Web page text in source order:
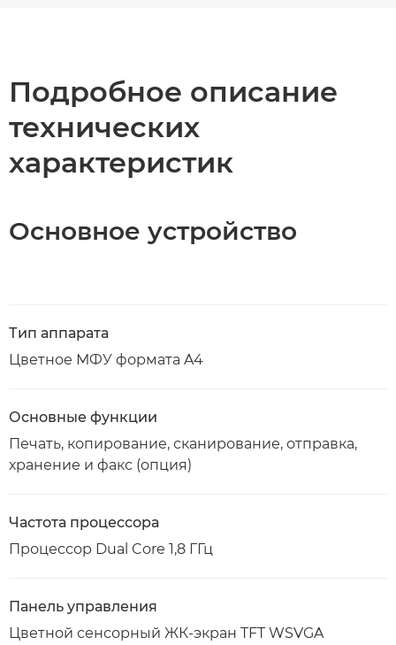
Подробное описание
технических
характеристик
Основное устройство
Тип аппарата
Цветное МФУ формата A4
Основные функции
Печать, копирование, сканирование, отправка,
хранение и факс (опция)
Частота процессора
Процессор Dual Core 1,8 ГГц
Панель управления
Цветной сенсорный ЖК-экран TFT WSVGA